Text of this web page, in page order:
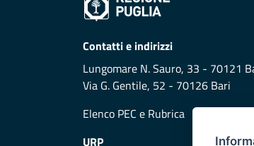
Contatti e indirizzi
Lungomare N. Sauro, 33 - 70121
Via G. Gentile, 52 - 70126 Bari
Elenco PEC e Rubrica
URP